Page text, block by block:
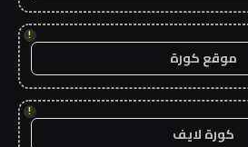
!
موقع كورة
!
كورة لايف